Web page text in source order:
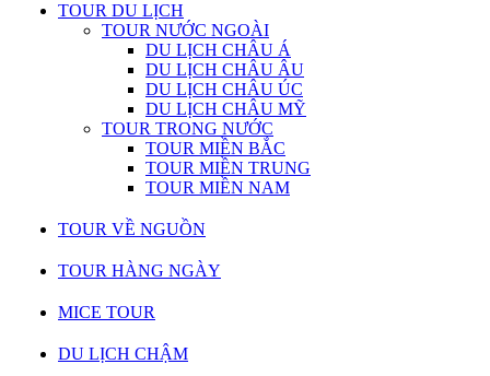
TOUR DU LỊCH
TOUR NƯỚC NGOÀI
DU LỊCH CHÂU Á
DU LỊCH CHÂU ÂU
DU LỊCH CHÂU ÚC
DU LỊCH CHÂU MỸ
TOUR TRONG NƯỚC
TOUR MIỀN BẮC
TOUR MIỀN TRUNG
TOUR MIỀN NAM
TOUR VỀ NGUỒN
TOUR HÀNG NGÀY
MICE TOUR
DU LỊCH CHẬM